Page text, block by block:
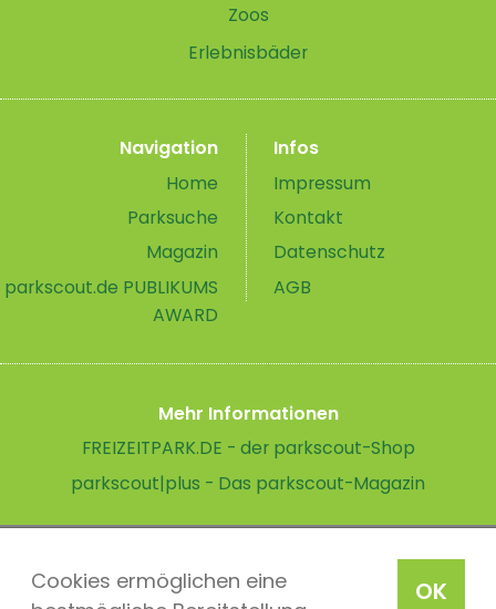
OK
Cookies ermöglichen eine
Zoos
Erlebnisbäder
Navigation
Home
Parksuche
Magazin
parkscout.de PUBLIKUMS
AWARD
Infos
Impressum
Kontakt
Datenschutz
AGB
Mehr Informationen
FREIZEITPARK.DE - der parkscout-Shop
parkscout|plus - Das parkscout-Magazin